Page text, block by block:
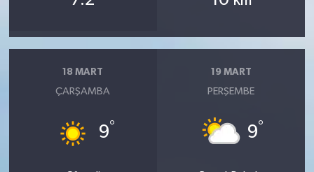
18 MART
ÇARŞAMBA
9°
19 MART
PERŞEMBE
9°